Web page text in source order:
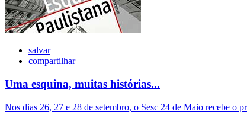
salvar
compartilhar
Uma esquina, muitas histórias...
Nos dias 26, 27 e 28 de setembro, o Sesc 24 de Maio recebe o